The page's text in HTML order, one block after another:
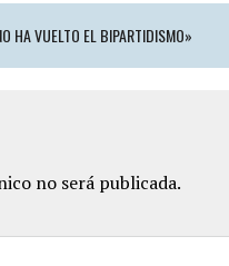
HA VUELTO EL BIPARTIDISMO»
no será publicada.